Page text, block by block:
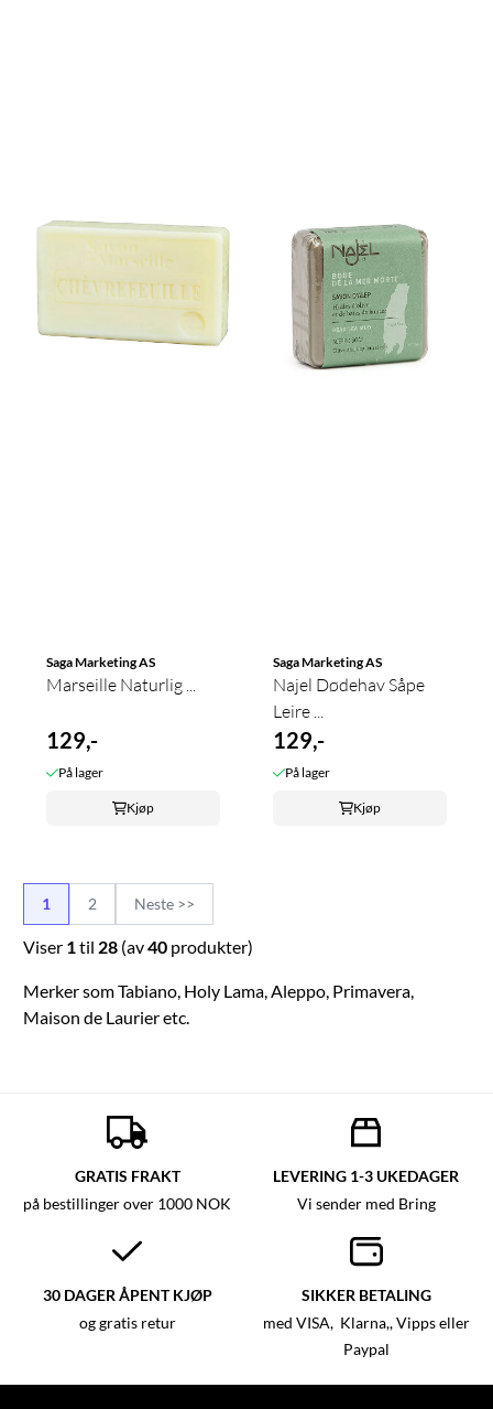
Saga Marketing AS
129,-
På lager
Kjøp
Saga Marketing AS
Najel Dødehav Såpe
Leire ...
129,-
På lager
Kjøp
1 2 Neste >>
Viser 1 til 28 (av40 produkter)
Merker som Tabiano, Holy Lama, Aleppo, Primavera,
Maison de Laurier etc.
GRATIS FRAKT
på bestillinger over 1000 NOK
LEVERING 1-3 UKEDAGER
Vi sender med Bring
30 DAGER ÅPENT KJØP
og gratis retur
SIKKER BETALING
med VISA, Klarna,, Vipps eller
Paypal